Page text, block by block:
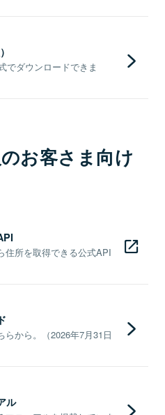
でダウンロードできま
お客さま向け
住所を取得できる公式API
から。（2026年7月31日
ル